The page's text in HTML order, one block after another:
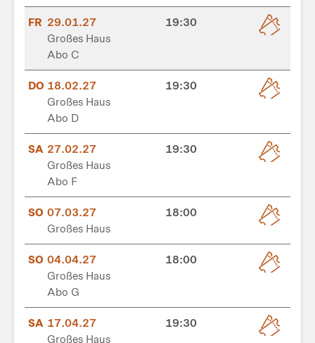
FR 29.01.27
19:30
Großes Haus
Abo C
DO 18.02.27
19:30
Großes Haus
Abo D
SA 27.02.27
19:30
Großes Haus
Abo F
SO 07.03.27
18:00
Großes Haus
SO 04.04.27
18:00
Großes Haus
Abo G
SA 17.04.27
19:30
Großes Haus